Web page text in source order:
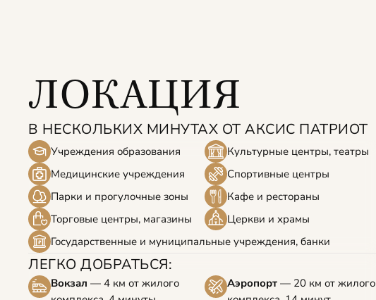
ЛОКАЦИЯ
В НЕСКОЛЬКИХ МИНУТАХ ОТ АКСИС ПАТРИОТ
Учреждения образования
Культурные центры, театры
Медицинские учреждения
Спортивные центры
Парки и прогулочные зоны
Кафе и рестораны
Торговые центры, магазины
Церкви и храмы
Государственные и муниципальные учреждения, банки
ЛЕГКО ДОБРАТЬСЯ:
Вокзал — 4 км от жилого
Аэропорт — 20 км от жилого